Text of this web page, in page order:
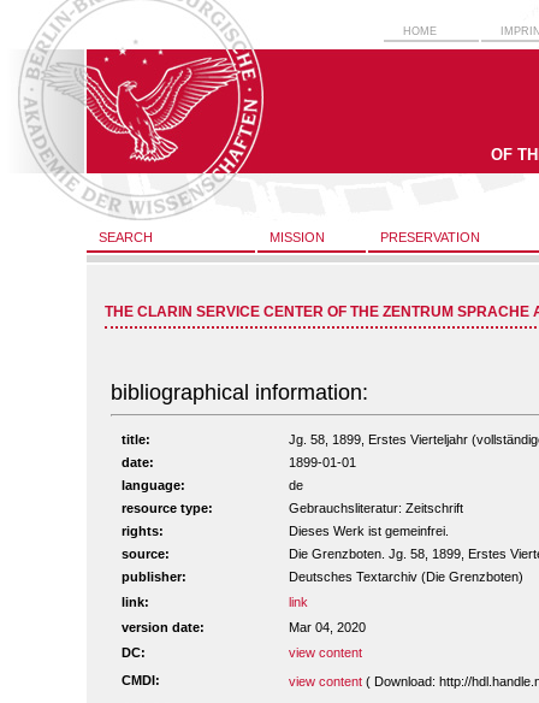
HOME
OF
SEARCH MISSION PRESERVATION
THE CLARIN SERVICE CENTER OF THE ZENTRUM SPRACHE
bibliographical information:
title:
Jg. 58, 1899, Erstes Vierteljahr
date:
1899-01-01
language:
de
resource type:
Gebrauchsliteratur: Zeitschrift
rights:
Dieses Werk ist gemeinfrei.
source:
Die Grenzboten. Jg. 58, 1899, Erstes
publisher:
Deutsches Textarchiv (Die Grenzboten)
link:
link
version date:
Mar 04, 2020
DC:
view content
CMDI:
view content ( Download: http://